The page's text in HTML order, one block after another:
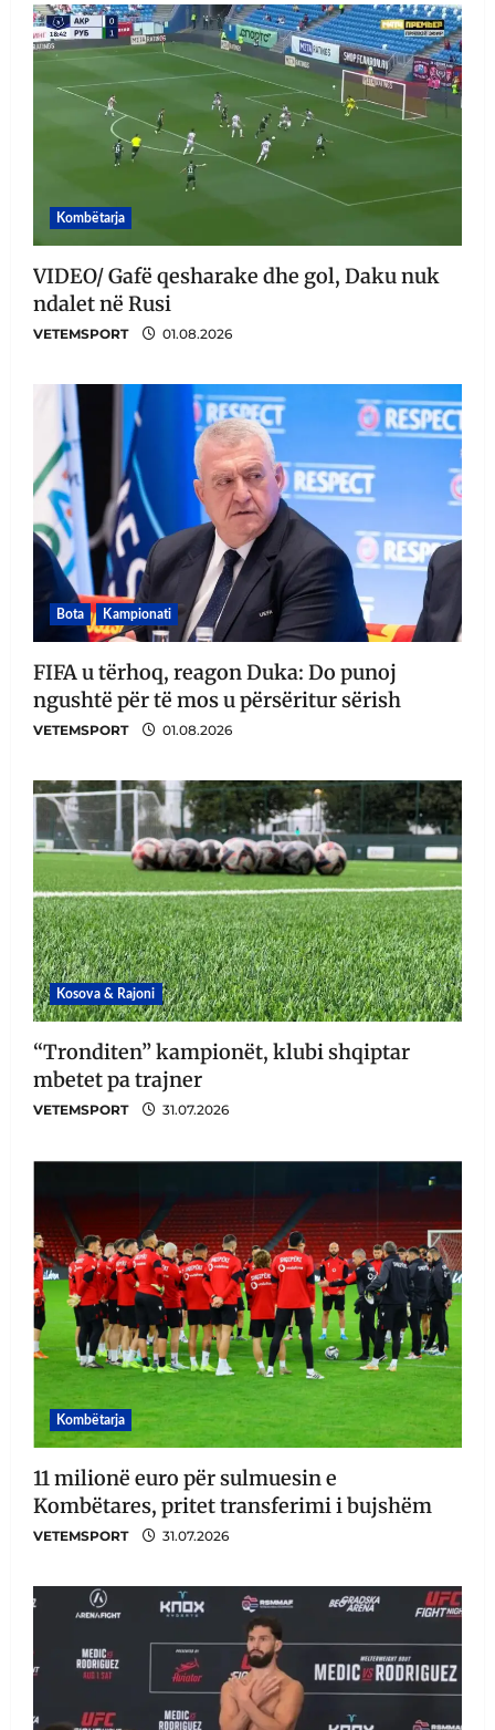
Kombëtarja
VIDEO/ Gafë qesharake dhe gol, Daku nuk
ndalet në Rusi
VETEMSPORT 01.08.2026
Bota Kampionati
FIFA u tërhoq, reagon Duka: Do punoj
ngushtë për të mos u përsëritur sërish
VETEMSPORT 01.08.2026
Kosova & Rajoni
“Tronditen” kampionët, klubi shqiptar
mbetet pa trajner
VETEMSPORT 31.07.2026
Kombëtarja
11 milionë euro për sulmuesin e
Kombëtares, pritet transferimi i bujshëm
VETEMSPORT 31.07.2026